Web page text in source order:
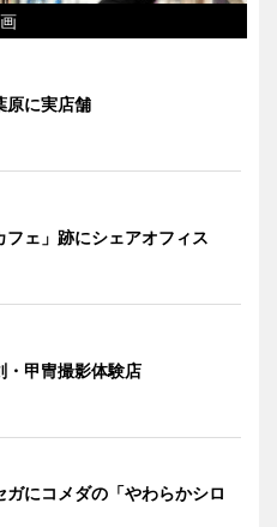
原に実店舗
フェ」跡にシェアオフィス
・甲冑撮影体験店
ガにコメダの「やわらかシロ